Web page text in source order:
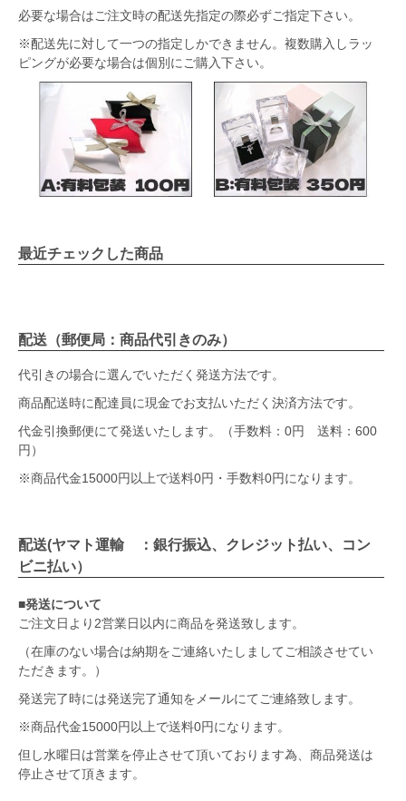
必要な場合はご注文時の配送先指定の際必ずご指定下さい。
※配送先に対して一つの指定しかできません。複数購入しラッ
ピングが必要な場合は個別にご購入下さい。
最近チェックした商品
配送（郵便局：商品代引きのみ）
代引きの場合に選んでいただく発送方法です。
商品配送時に配達員に現金でお支払いただく決済方法です。
代金引換郵便にて発送いたします。（手数料：0円 送料：600
円）
※商品代金15000円以上で送料0円・手数料0円になります。
配送(ヤマト運輸 ：銀行振込、クレジット払い、コン
ビニ払い）
■発送について
ご注文日より2営業日以内に商品を発送致します。
（在庫のない場合は納期をご連絡いたしましてご相談させてい
ただきます。）
発送完了時には発送完了通知をメールにてご連絡致します。
※商品代金15000円以上で送料0円になります。
但し水曜日は営業を停止させて頂いております為、商品発送は
停止させて頂きます。